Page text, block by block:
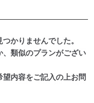
かりませんでした。
類似のプランがござい
内容をご記入の上お問